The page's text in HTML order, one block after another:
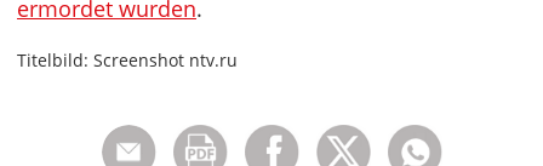
ermordet wurden.
Titelbild: Screenshot ntv.ru